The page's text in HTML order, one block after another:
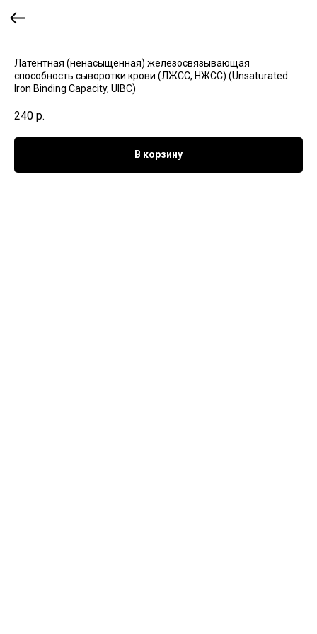
Латентная (ненасыщенная) железосвязывающая
способность сыворотки крови (ЛЖСС, НЖСС) (Unsaturated
Iron Binding Capacity, UIBC)
240 р.
В корзину